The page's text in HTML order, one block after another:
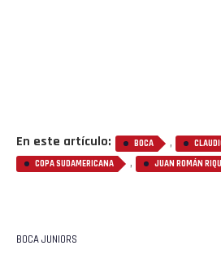
En este artículo: BOCA ,
COPA SUDAMERICANA , JUAN ROMÁN
BOCA JUNIORS
Pinterest